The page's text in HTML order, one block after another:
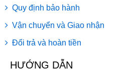
Quy định bảo hành
Vận chuyển và Giao nhận
Đổi trả và hoàn tiền
HƯỚNG DẪN